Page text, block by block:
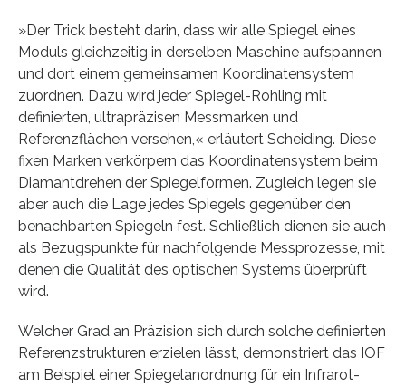
»Der Trick besteht darin, dass wir alle Spiegel eines
Moduls gleichzeitig in derselben Maschine aufspannen
und dort einem gemeinsamen Koordinatensystem
zuordnen. Dazu wird jeder Spiegel-Rohling mit
definierten, ultrapräzisen Messmarken und
Referenzflächen versehen,« erläutert Scheiding. Diese
fixen Marken verkörpern das Koordinatensystem beim
Diamantdrehen der Spiegelformen. Zugleich legen sie
aber auch die Lage jedes Spiegels gegenüber den
benachbarten Spiegeln fest. Schließlich dienen sie auch
als Bezugspunkte für nachfolgende Messprozesse, mit
denen die Qualität des optischen Systems überprüft
wird.
Welcher Grad an Präzision sich durch solche definierten
Referenzstrukturen erzielen lässt, demonstriert das IOF
am Beispiel einer Spiegelanordnung für ein Infrarot-